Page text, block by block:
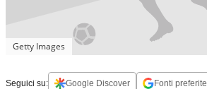
Getty Images
Seguici su: Google Discover Fonti preferite